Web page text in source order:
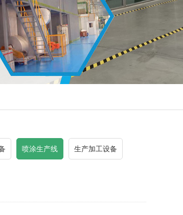
喷涂生产线 生产加工设备